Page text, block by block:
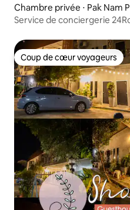
Chambre privée ⋅ Pak Nam
Service de conciergerie
Coup de cœur voyageurs
Coup de cœur voyageurs